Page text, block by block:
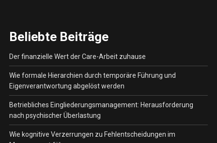
Beliebte Beiträge
Der finanzielle Wert der Care-Arbeit zuhause
Wie formale Hierarchien durch temporäre Führung und
Eigenverantwortung abgelöst werden
Betriebliches Eingliederungsmanagement: Herausforderung
nach psychischer Überlastung
Wie kognitive Verzerrungen zu Fehlentscheidungen im